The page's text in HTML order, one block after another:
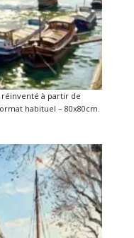
réinventé à partir de
habituel – 80x80cm.